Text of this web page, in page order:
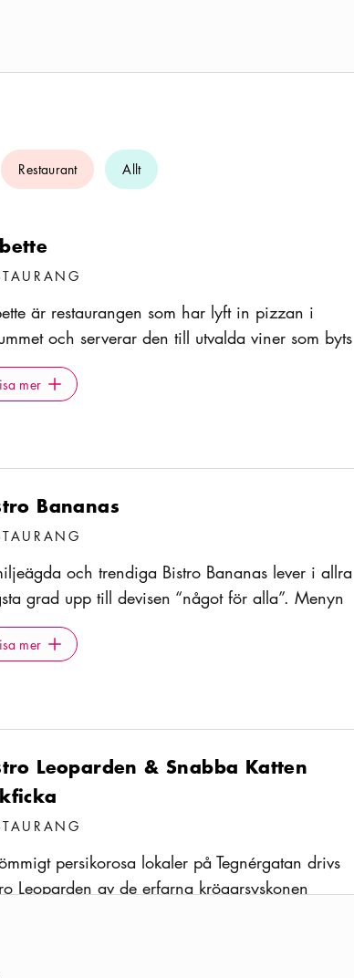
Restaurant Allt
är restaurangen som har lyft in pizzan i
och serverar den till utvalda viner som byts
menyn varje dag. Vinet är helt enkelt i fokus på
pärla som förutom pizza även serverar snacks
mer Icon.plusAltText
mer
Bananas
och trendiga Bistro Bananas lever i allra
grad upp till devisen “något för alla”. Menyn
den urbana matkulturen med precision – från
pizzor till trerätters veganmeny. Här samsas
strykjärnshuset på Skånegatan.
mer Icon.plusAltText
mer
Leoparden & Snabba Katten
persikorosa lokaler på Tegnérgatan drivs
Leoparden av de erfarna krögarsyskonen